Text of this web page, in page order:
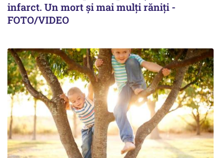
infarct. Un mort și mai mulți răniți -
FOTO/VIDEO